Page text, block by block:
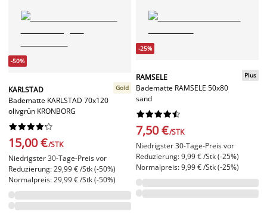
-50%
KARLSTAD
Badematte KARLSTAD 70x120
olivgrün KRONBORG
Gold






15,00 €/STK
Niedrigster 30-Tage-Preis vor
Reduzierung: 29,99 € /Stk (-50%)
Normalpreis: 29,99 € /Stk (-50%)
-25%
RAMSELE
Badematte RAMSELE 50x80
sand
Plus






7,50 €/STK
Niedrigster 30-Tage-Preis vor
Reduzierung: 9,99 € /Stk (-25%)
Normalpreis: 9,99 € /Stk (-25%)